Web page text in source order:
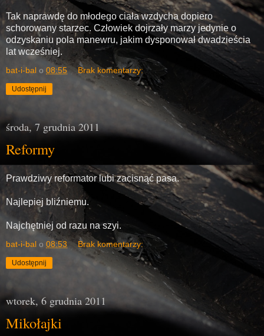
Tak naprawdę do młodego ciała wzdycha dopiero
schorowany starzec. Człowiek dojrzały marzy jedynie o
odzyskaniu pola manewru, jakim dysponował dwadzieścia
lat wcześniej.
bat-i-bal o 08:55 Brak komentarzy:
Udostępnij
środa, 7 grudnia 2011
Reformy
Prawdziwy reformator lubi zacisnąć pasa.
Najlepiej bliźniemu.
Najchętniej od razu na szyi.
bat-i-bal o 08:53 Brak komentarzy:
Udostępnij
wtorek, 6 grudnia 2011
Mikołajki